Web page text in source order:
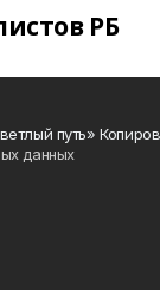
РБ
путь»
данных